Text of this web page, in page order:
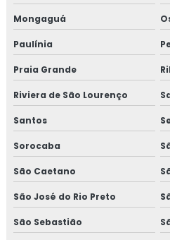
Mongaguá
Paulínia
Praia Grande
Riviera de São Lourenço
Santos
Sorocaba
São Caetano
São José do Rio Preto
São Sebastião